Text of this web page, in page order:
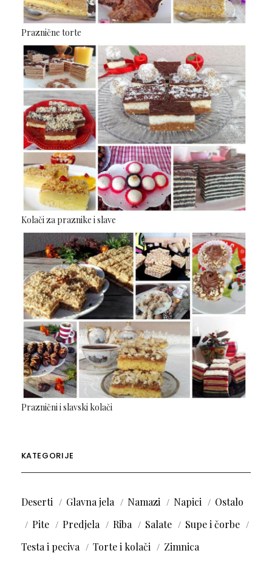
Praznične torte
Kolači za praznike i slave
Praznični i slavski kolači
KATEGORIJE
Deserti Glavna jela Namazi Napici
Ostalo
Pite
Predjela Riba Salate
Supe i čorbe
Testa i peciva
Torte i kolači Zimnica